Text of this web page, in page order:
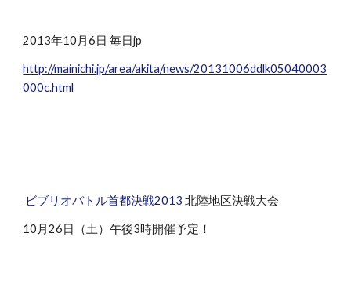
2013年10月6日 毎日jp
http://mainichi.jp/area/akita/news/20131006ddlk05040003
000c.html
ビブリオバトル首都決戦2013 北陸地区決戦大会
10月26日（土）午後3時開催予定！